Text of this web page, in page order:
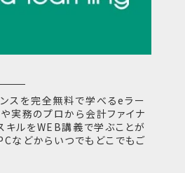
スを完全無料で学べるeラー
実務のプロから会計ファイナ
キルをWEB講義で学ぶことが
などからいつでもどこでもご